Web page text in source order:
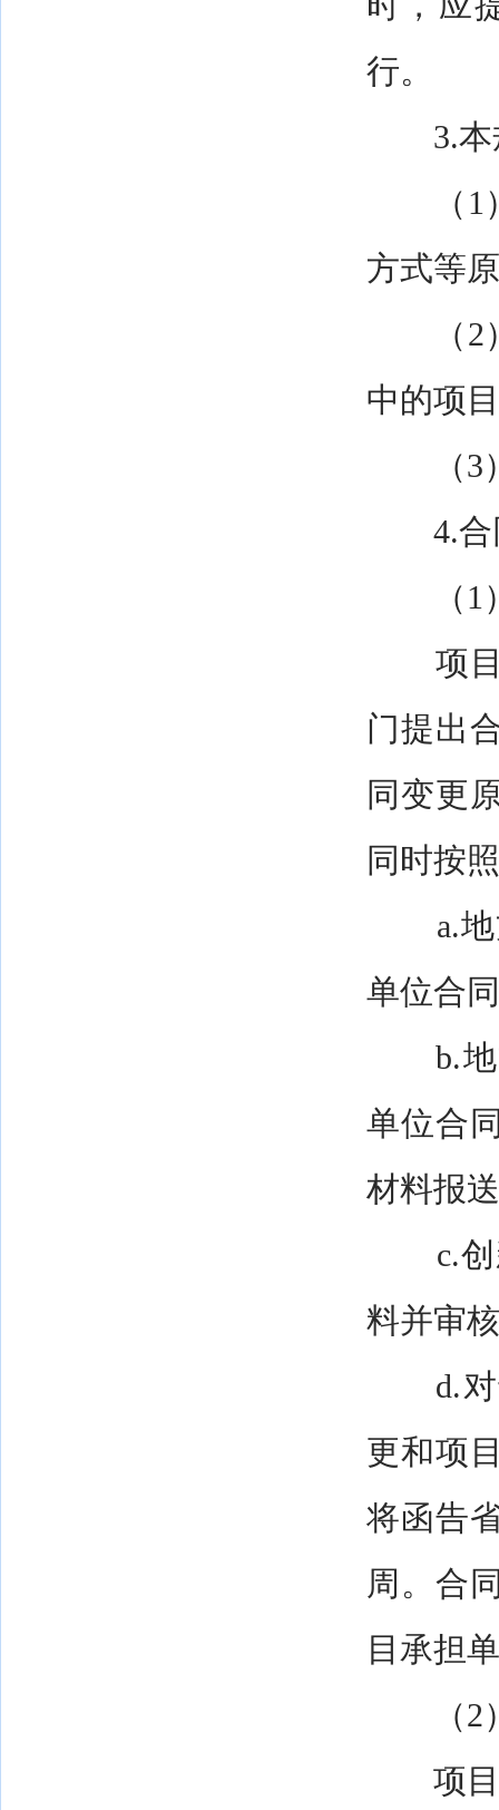
行。
3.本规
（1）
方式等
（2）
中的项
（3）
4.合
（1）
项目
门提出
同变更
同时按
a.地方
单位合
b.地方
单位合
材料报
c.创新
料并审
d.对于
更和项
将函告
周。合
目承担
（2）
项目